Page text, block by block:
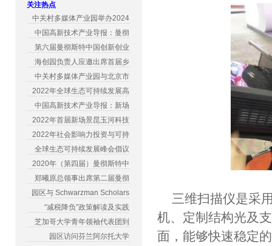
关注热点
中关村多媒体产业园举办2024
中国高新技术产业导报：曼彻
第六届曼彻斯特中国创新创业
海创园负责人应邀出席首届乡
中关村多媒体产业园与北京市
2022年全球生态可持续发展高
中国高新技术产业导报：新场
2022年首届新场景昆玉河科技
2022年社会影响力投资与可持
全球生态可持续发展峰会倡议
2020年（第四届）曼彻斯特中
郑曦原总领事出席第二届曼彻
园区与 Schwarzman Scholars
“减税降负”政策解读及实践
芝加哥大学青年领袖代表团到
园区访问芬兰阿尔托大学
三维扫描仪是采
机、定制结构光及
面，能够快速稳定